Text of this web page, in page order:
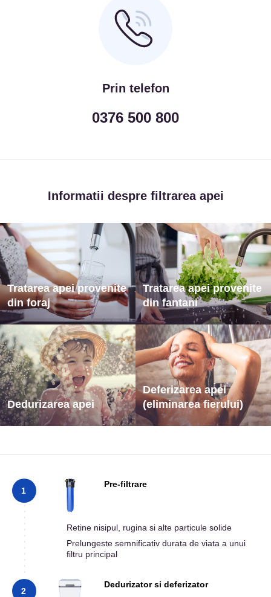
Prin telefon
0376 500 800
Informatii despre filtrarea apei
Tratarea apei provenite
din foraj
Tratarea apei provenite
din fantani
Dedurizarea apei
Deferizarea apei
(eliminarea fierului)
1
Pre-filtrare
Retine nisipul, rugina si alte particule solide
Prelungeste semnificativ durata de viata a unui
filtru principal
2
Dedurizator si deferizator